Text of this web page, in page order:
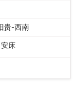
贵-西南
安床